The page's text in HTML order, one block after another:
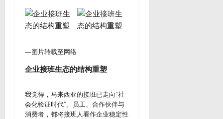
—图片转载至网络
企业接班生态的结构重塑
我觉得，马来西亚的接班已走向“社
会化验证时代”。员工、合作伙伴与
消费者，都将接班人看作企业稳定性